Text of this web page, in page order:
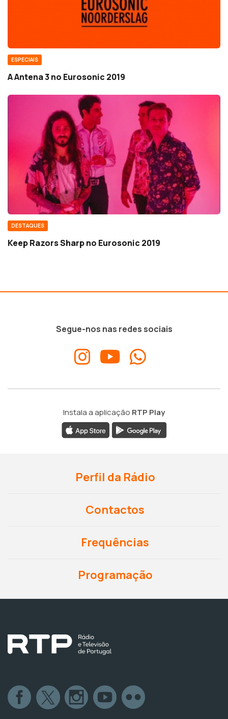
ESPECIAIS
A Antena 3 no Eurosonic 2019
DESTAQUES
Keep Razors Sharp no Eurosonic 2019
Segue-nos nas redes sociais
Instala a aplicação RTP Play
Perfil da Rádio
Contactos
Frequências
Programação